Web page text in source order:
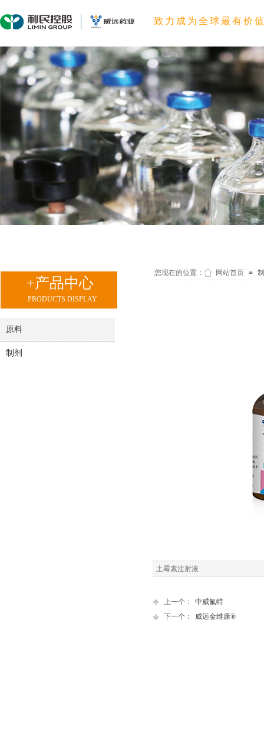
致力成为全球最有价
网站首页 ≡
您现在的位置：
+产品中心
土霉素注射液
上一个：
中威氟特
下一个：
威远金维康®
PRODUCTS DISPLAY
原料
制剂